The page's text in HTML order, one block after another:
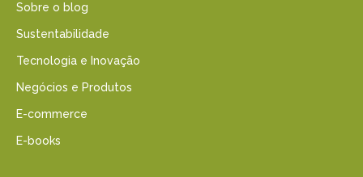
Sobre o blog
Sustentabilidade
Tecnologia e Inovação
Negócios e Produtos
E-commerce
E-books